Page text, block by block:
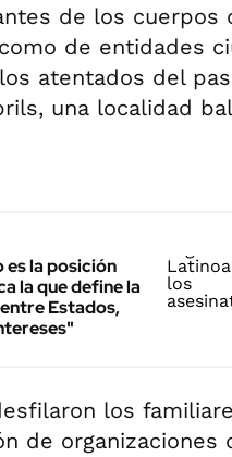
de los cuerpos
de entidades
atentados del
una localidad
es la posición
la que define la
Estados,
los
de organizaciones